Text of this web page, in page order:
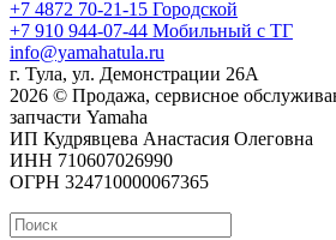
+7 4872 70-21-15 Городской
+7 910 944-07-44 Мобильный с ТГ
info@yamahatula.ru
г. Тула, ул. Демонстрации 26А
2026 © Продажа, сервисное
запчасти Yamaha
ИП Кудрявцева Анастасия Олеговна
ИНН 710607026990
ОГРН 324710000067365